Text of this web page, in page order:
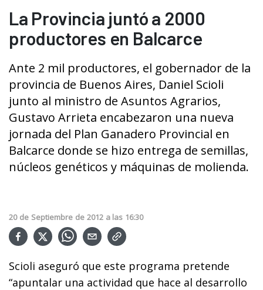
La Provincia juntó a 2000
productores en Balcarce
Ante 2 mil productores, el gobernador de la
provincia de Buenos Aires, Daniel Scioli
junto al ministro de Asuntos Agrarios,
Gustavo Arrieta encabezaron una nueva
jornada del Plan Ganadero Provincial en
Balcarce donde se hizo entrega de semillas,
núcleos genéticos y máquinas de molienda.
20 de Septiembre de 2012 a las 16:30
Scioli aseguró que este programa pretende
“apuntalar una actividad que hace al desarrollo